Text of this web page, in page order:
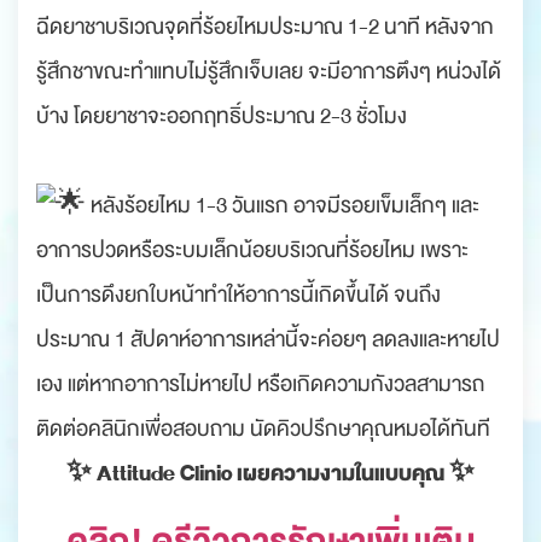
ฉีดยาชาบริเวณจุดที่ร้อยไหมประมาณ 1-2 นาที หลังจาก
รู้สึกชาขณะทำแทบไม่รู้สึกเจ็บเลย จะมีอาการตึงๆ หน่วงได้
บ้าง โดยยาชาจะออกฤทธิ์ประมาณ 2-3 ชั่วโมง
หลังร้อยไหม 1-3 วันแรก อาจมีรอยเข็มเล็กๆ และ
อาการปวดหรือระบมเล็กน้อยบริเวณที่ร้อยไหม เพราะ
เป็นการดึงยกใบหน้าทำให้อาการนี้เกิดขึ้นได้ จนถึง
ประมาณ 1 สัปดาห์อาการเหล่านี้จะค่อยๆ ลดลงและหายไป
เอง แต่หากอาการไม่หายไป หรือเกิดความกังวลสามารถ
ติดต่อคลินิกเพื่อสอบถาม นัดคิวปรึกษาคุณหมอได้ทันที
✨ Attitude Clinic เผยความงามในแบบคุณ ✨